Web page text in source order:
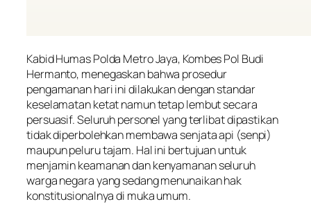
Kabid Humas Polda Metro Jaya, Kombes Pol Budi
Hermanto, menegaskan bahwa prosedur
pengamanan hari ini dilakukan dengan standar
keselamatan ketat namun tetap lembut secara
persuasif. Seluruh personel yang terlibat dipastikan
tidak diperbolehkan membawa senjata api (senpi)
maupun peluru tajam. Hal ini bertujuan untuk
menjamin keamanan dan kenyamanan seluruh
warga negara yang sedang menunaikan hak
konstitusionalnya di muka umum.